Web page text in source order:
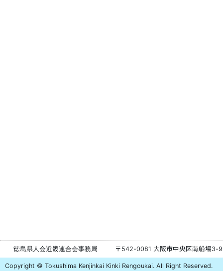
徳島県人会近畿連合会事務局 〒542-0081 大阪市中央区南船場3-
Copyright © Tokushima Kenjinkai Kinki Rengoukai. All Right Reserved.